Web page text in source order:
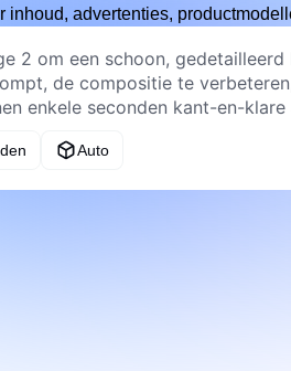
inhoud, advertenties,
Auto